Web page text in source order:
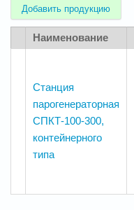
Добавить продукцию
Наименование
Станция
парогенераторная
СПКТ-100-300,
контейнерного
типа